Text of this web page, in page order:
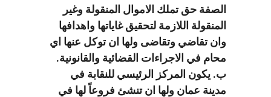
الصفة حق تملك الاموال المنقولة وغير
المنقولة اللازمة لتحقيق غاياتها واهدافها
وان تقاضي وتقاضى ولها ان توكل عنها اي
محام في الاجراءات القضائية والقانونية.
ب. يكون المركز الرئيسي للنقابة في
مدينة عمان ولها ان تنشئ فروعاً لها في